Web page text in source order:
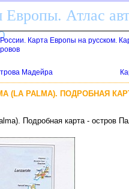
Атлас
Карта Европы на русском.
Мадейра
(LA PALMA). ПОДРОБНАЯ
Подробная карта - остров